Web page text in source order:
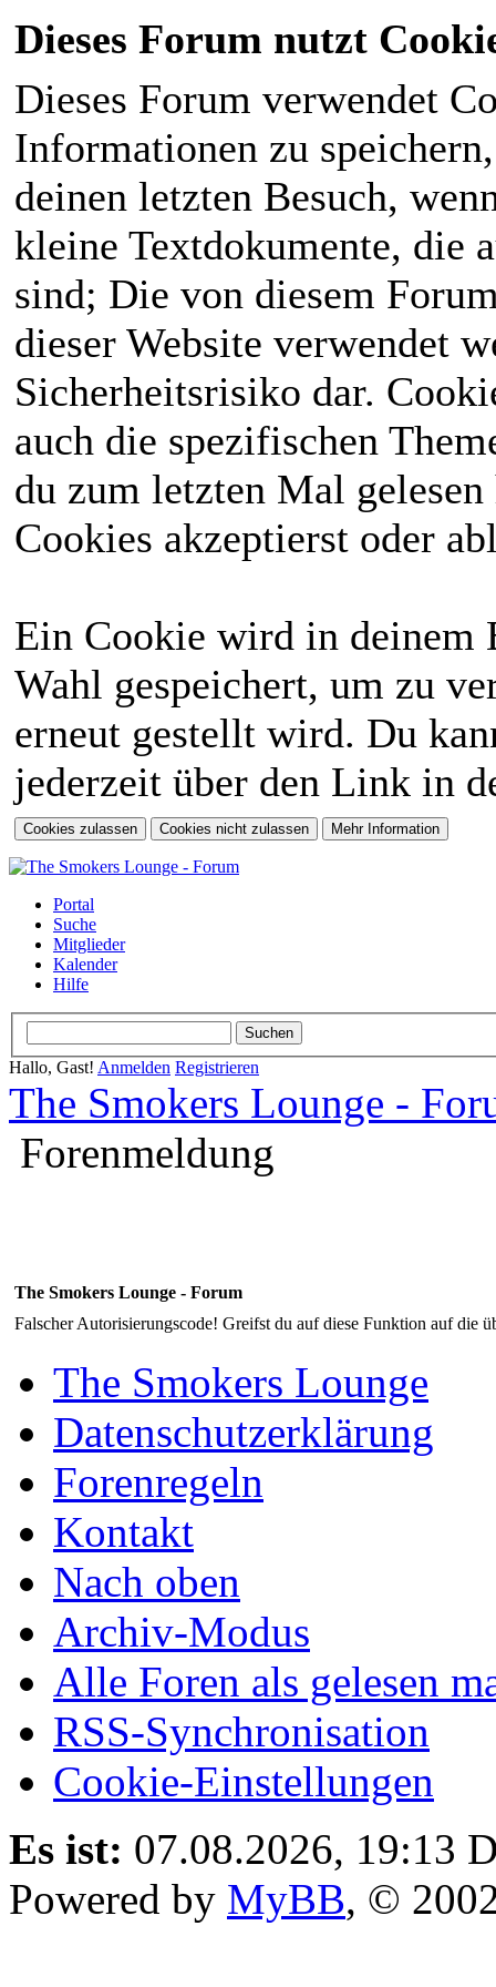
Dieses Forum nutzt
Dieses Forum verwendet
Informationen zu
deinen letzten Besuch,
kleine Textdokumente, die
sind; Die von diesem
dieser Website verwendet
Sicherheitsrisiko dar.
auch die spezifischen
du zum letzten Mal
Cookies akzeptierst oder
Ein Cookie wird in deinem
Wahl gespeichert, um zu
erneut gestellt wird. Du
jederzeit über den Link in
Portal
Suche
Mitglieder
Kalender
Hilfe
Hallo, Gast! Anmelden Registrieren
The Smokers Lounge -
Forenmeldung
The Smokers Lounge - Forum
Falscher Autorisierungscode! Greifst du auf diese Funktion auf die
The Smokers Lounge
Datenschutzerklärung
Forenregeln
Kontakt
Nach oben
Archiv-Modus
Alle Foren als gelesen
RSS-Synchronisation
Cookie-Einstellungen
Es ist: 07.08.2026, 19:13
Powered by MyBB, ©